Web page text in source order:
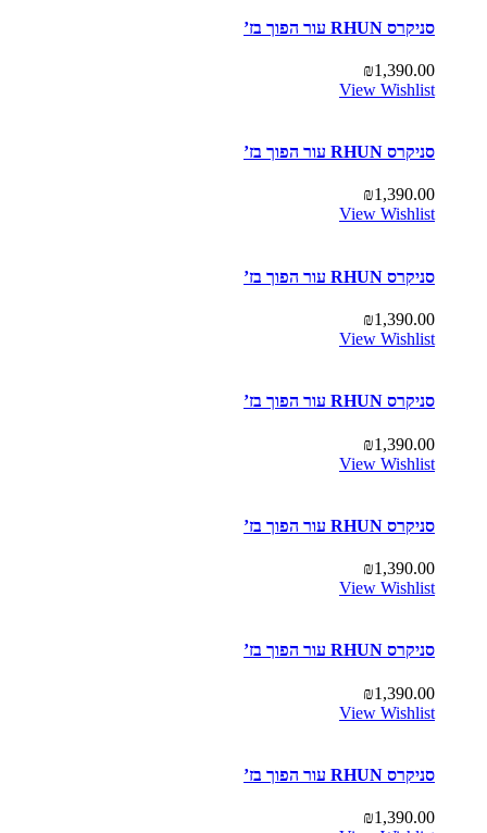
סניקרס RHUN עור הפוך בז’
₪1,390.00
View Wishlist
סניקרס RHUN עור הפוך בז’
₪1,390.00
View Wishlist
סניקרס RHUN עור הפוך בז’
₪1,390.00
View Wishlist
סניקרס RHUN עור הפוך בז’
₪1,390.00
View Wishlist
סניקרס RHUN עור הפוך בז’
₪1,390.00
View Wishlist
סניקרס RHUN עור הפוך בז’
₪1,390.00
View Wishlist
סניקרס RHUN עור הפוך בז’
₪1,390.00